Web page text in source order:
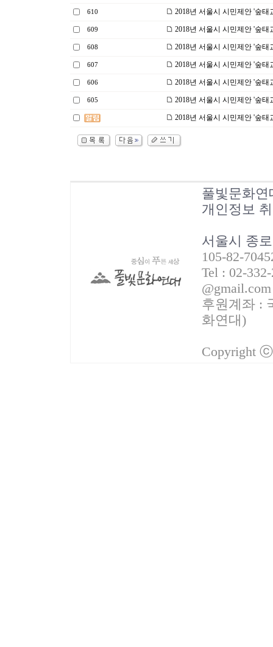
610 2018년 서울시 시민제안 '숲
609 2018년 서울시 시민제안 '숲
608 2018년 서울시 시민제안 '숲
607 2018년 서울시 시민제안 '숲
606 2018년 서울시 시민제안 '숲
605 2018년 서울시 시민제안 '숲
2018년 서울시 시민제안 '숲
풀빛문화연
개인정보
서울시 종
105-82-
Tel : 02-
@gmail.com
후원계좌 :
화연대)
Copyright